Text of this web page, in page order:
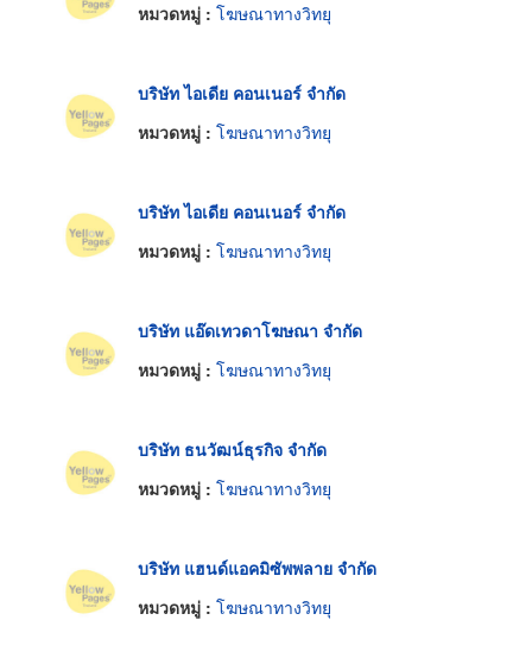
หมวดหมู่ : โฆษณาทางวิทยุ
บริษัท ไอเดีย คอนเนอร์ จำกัด
หมวดหมู่ : โฆษณาทางวิทยุ
บริษัท ไอเดีย คอนเนอร์ จำกัด
หมวดหมู่ : โฆษณาทางวิทยุ
บริษัท แอ๊ดเทวดาโฆษณา จำกัด
หมวดหมู่ : โฆษณาทางวิทยุ
บริษัท ธนวัฒน์ธุรกิจ จำกัด
หมวดหมู่ : โฆษณาทางวิทยุ
บริษัท แฮนด์แอคมิซัพพลาย จำกัด
หมวดหมู่ : โฆษณาทางวิทยุ